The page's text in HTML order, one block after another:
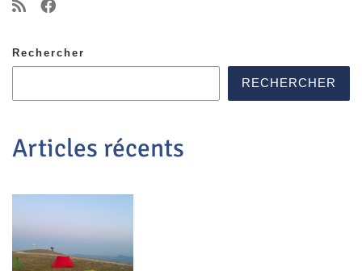
Rechercher
RECHERCHER
Articles récents